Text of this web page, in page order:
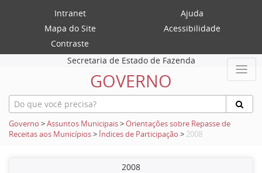
Intranet
Ajuda
Mapa do Site
Acessibilidade
Contraste
Secretaria de Estado de Fazenda
GOVERNO
Governo >Assuntos Municipais>Orientações sobre Repasse de
Receitas aos Municípios> Índices de Participação > 2008
2008